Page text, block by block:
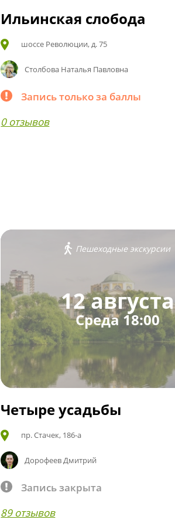
Ильинская слобода
шоссе Революции, д. 75
Столбова Наталья Павловна
Запись только за баллы
0 отзывов
Пешеходные экскурсии
12 августа
Среда 18:00
Четыре усадьбы
пр. Стачек, 186-а
Дорофеев Дмитрий
Запись закрыта
89 отзывов